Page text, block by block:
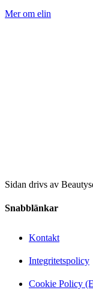
Mer om elin
Sidan drivs av
Snabblänkar
Kontakt
Integritetspolicy
Cookie Policy